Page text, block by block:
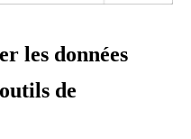
les données
de